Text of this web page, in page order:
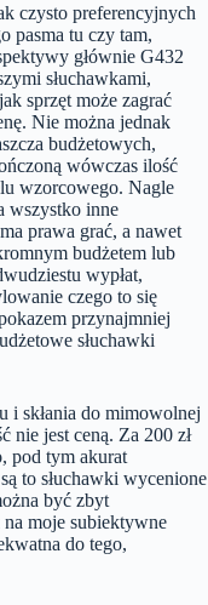
czysto preferencyjnych
pasma tu czy tam,
głównie G432
słuchawkami,
sprzęt może zagrać
Nie można jednak
budżetowych,
wówczas ilość
wzorcowego. Nagle
wszystko inne
prawa grać, a nawet
budżetem lub
wypłat,
czego to się
przynajmniej
słuchawki
i skłania do mimowolnej
nie jest ceną. Za 200 zł
pod tym akurat
to słuchawki wycenione
być zbyt
moje subiektywne
do tego,